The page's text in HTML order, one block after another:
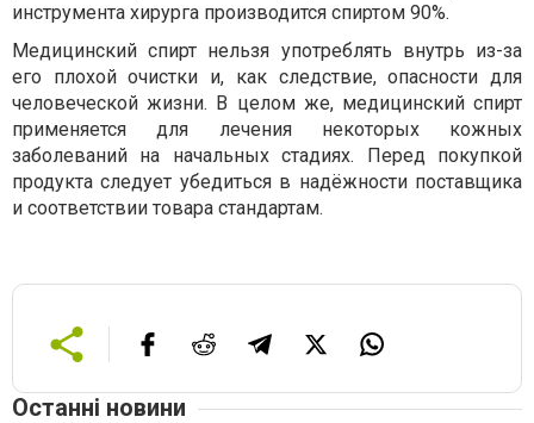
инструмента хирурга производится спиртом 90%.
Медицинский спирт нельзя употреблять внутрь из-за
его плохой очистки и, как следствие, опасности для
человеческой жизни. В целом же, медицинский спирт
применяется для лечения некоторых кожных
заболеваний на начальных стадиях. Перед покупкой
продукта следует убедиться в надёжности поставщика
и соответствии товара стандартам.
Останні новини